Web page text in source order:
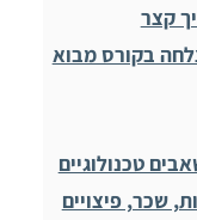
קצר
בקורס מבוא
טכנולוגיים
שכר, פיצויים